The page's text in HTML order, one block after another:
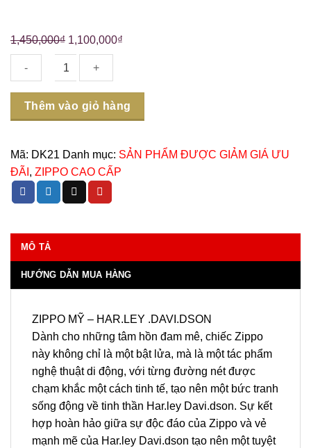
1,450,000₫ 1,100,000₫
Thêm vào giỏ hàng
Mã: DK21 Danh mục: SẢN PHẨM ĐƯỢC GIẢM GIÁ ƯU
ĐÃI , ZIPPO CAO CẤP
MÔ TẢ
HƯỚNG DẪN MUA HÀNG
ZIPPO MỸ – HAR.LEY .DAVI.DSON
Dành cho những tâm hồn đam mê, chiếc Zippo
này không chỉ là một bật lửa, mà là một tác phẩm
nghệ thuật di động, với từng đường nét được
chạm khắc một cách tinh tế, tạo nên một bức tranh
sống động về tinh thần Har.ley Davi.dson. Sự kết
hợp hoàn hảo giữa sự độc đáo của Zippo và vẻ
mạnh mẽ của Har.ley Davi.dson tạo nên một tuyệt